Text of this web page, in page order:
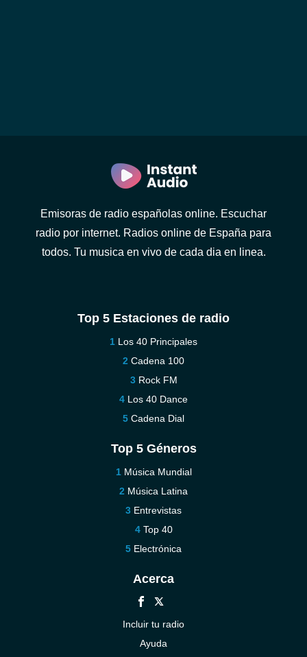
Emisoras de radio españolas online. Escuchar
radio por internet. Radios online de España para
todos. Tu musica en vivo de cada dia en linea.
Top 5 Estaciones de radio
Los 40 Principales
Cadena 100
Rock FM
Los 40 Dance
Cadena Dial
Top 5 Géneros
Música Mundial
Música Latina
Entrevistas
Top 40
Electrónica
Acerca
Incluir tu radio
Ayuda